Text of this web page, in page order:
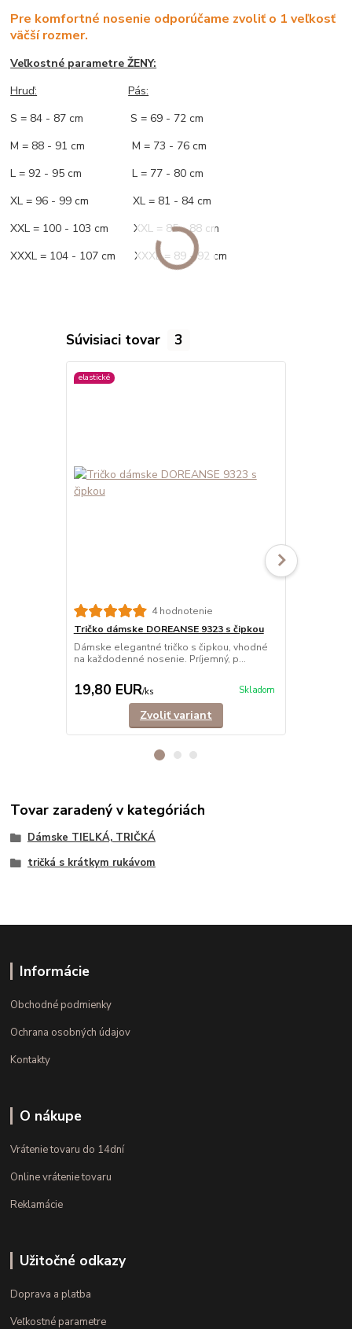
Pre komfortné nosenie odporúčame zvoliť o 1 veľkosť
väčší rozmer.
Veľkostné parametre ŽENY:
Hruď:
Pás:
S = 84 - 87 cm S = 69 - 72 cm
M = 88 - 91 cm M = 73 - 76 cm
L = 92 - 95 cm L = 77 - 80 cm
XL = 96 - 99 cm XL = 81 - 84 cm
XXL = 100 - 103 cm XXL = 85 - 88 cm
XXXL = 104 - 107 cm XXXL = 89 - 92 cm
Súvisiaci tovar 3
elastické
4 hodnotenie
Tričko dámske DOREANSE 9323 s čipkou
Dámske elegantné tričko s čipkou, vhodné
na každodenné nosenie. Príjemný, p...
19,80 EUR/ks Skladom
Zvoliť variant
Tovar zaradený v kategóriách
Dámske TIELKÁ, TRIČKÁ
tričká s krátkym rukávom
Informácie
Obchodné podmienky
Ochrana osobných údajov
Kontakty
O nákupe
Vrátenie tovaru do 14dní
Online vrátenie tovaru
Reklamácie
Užitočné odkazy
Doprava a platba
Veľkostné parametre